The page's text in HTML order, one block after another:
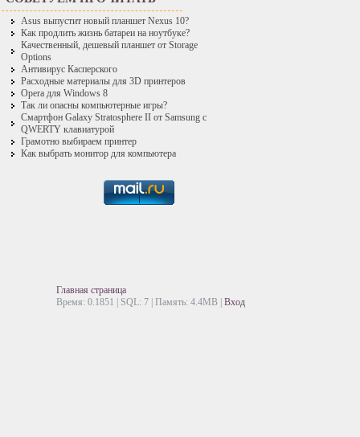
Asus выпустит новый планшет Nexus 10?
Как продлить жизнь батареи на ноутбуке?
Качественный, дешевый планшет от Storage
Options
Антивирус Касперского
Расходные материалы для 3D принтеров
Opera для Windows 8
Так ли опасны компьютерные игры?
Смартфон Galaxy Stratosphere II от Samsung с
QWERTY клавиатурой
Грамотно выбираем принтер
Как выбрать монитор для компьютера
Главная страница
Время: 0.1851 | SQL: 7 | Память: 4.4MB Вход